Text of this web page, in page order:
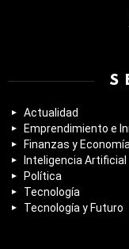
Actualidad
Emprendimiento e
Finanzas y Economía
Inteligencia Artificial
Política
Tecnología
Tecnología y Futuro